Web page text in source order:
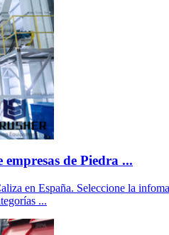
de Piedra ...
en España. Seleccione la
...